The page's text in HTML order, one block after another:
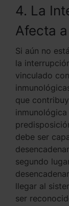
4. La
Afecta
Si aún no
la
vinculado
que
debe ser
segundo
llegar al
ser